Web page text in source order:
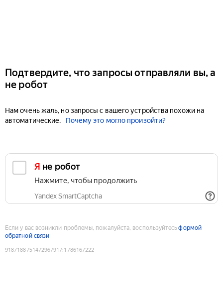
Подтвердите, что запросы отправляли вы, а
не робот
Нам очень жаль, но запросы с вашего устройства похожи на
автоматические.
Почему это могло произойти?
Я не робот
Нажмите, чтобы продолжить
Yandex SmartCaptcha
Если у вас возникли проблемы, пожалуйста, воспользуйтесьформой
обратной связи
9187188751472967917:1786167222